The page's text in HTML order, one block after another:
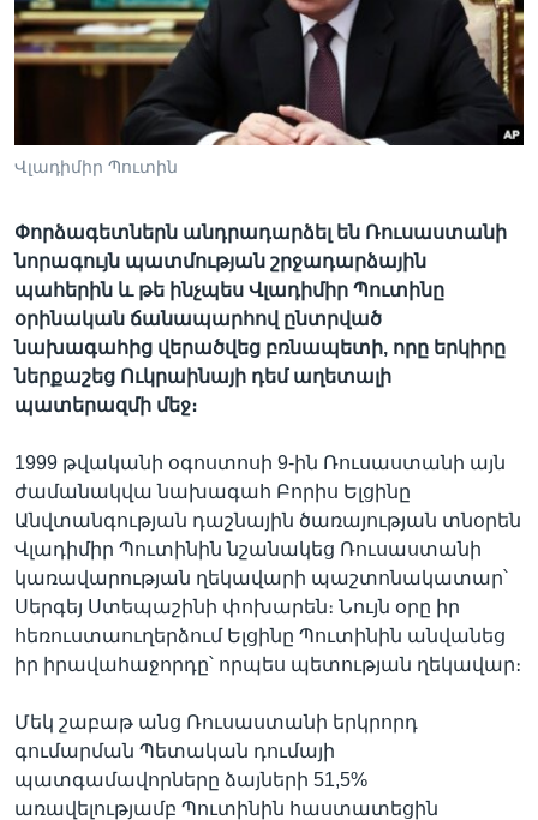
Վլադիմիր Պուտին
Փորձագետներն անդրադարձել են Ռուսաստանի
նորագույն պատմության շրջադարձային
պահերին և թե ինչպես Վլադիմիր Պուտինը
օրինական ճանապարհով ընտրված
նախագահից վերածվեց բռնապետի, որը երկիրը
ներքաշեց Ուկրաինայի դեմ աղետալի
պատերազմի մեջ։
1999 թվականի օգոստոսի 9-ին Ռուսաստանի այն
ժամանակվա նախագահ Բորիս Ելցինը
Անվտանգության դաշնային ծառայության տնօրեն
Վլադիմիր Պուտինին նշանակեց Ռուսաստանի
կառավարության ղեկավարի պաշտոնակատար՝
Սերգեյ Ստեպաշինի փոխարեն։ Նույն օրը իր
հեռուստաուղերձում Ելցինը Պուտինին անվանեց
իր իրավահաջորդը՝ որպես պետության ղեկավար։
Մեկ շաբաթ անց Ռուսաստանի երկրորդ
գումարման Պետական դումայի
պատգամավորները ձայների 51,5%
առավելությամբ Պուտինին հաստատեցին